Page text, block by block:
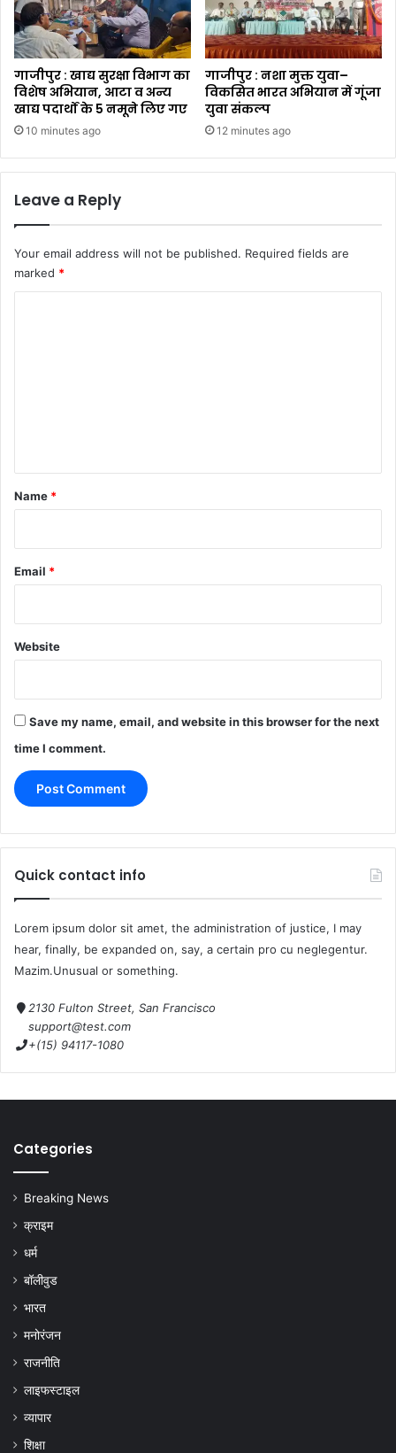
गाजीपुर : खाद्य सुरक्षा विभाग का
विशेष अभियान, आटा व अन्य
खाद्य पदार्थों के 5 नमूने लिए गए
10 minutes ago
गाजीपुर : नशा मुक्त युवा–
विकसित भारत अभियान में गूंजा
युवा संकल्प
12 minutes ago
Leave a Reply
Your email address will not be published. Required fields are
marked *
*
Name *
Email *
Website
Save my name, email, and website in this browser for the next
time I comment.
Quick contact info
Lorem ipsum dolor sit amet, the administration of justice, I may
hear, finally, be expanded on, say, a certain pro cu neglegentur.
Mazim.Unusual or something.
2130 Fulton Street, San Francisco
support@test.com
+(15) 94117-1080
Categories
Breaking News
क्राइम
धर्म
बॉलीवुड
भारत
मनोरंजन
राजनीति
लाइफस्टाइल
व्यापार
शिक्षा